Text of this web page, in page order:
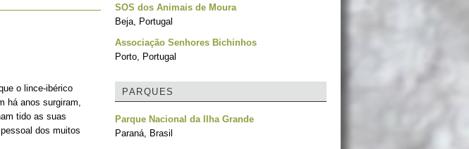
o lince-ibérico
há anos surgiram,
tido as suas
dos muitos
SOS dos Animais de Moura
Beja, Portugal
Associação Senhores Bichinhos
Porto, Portugal
PARQUES
Parque Nacional da Ilha Grande
Paraná, Brasil